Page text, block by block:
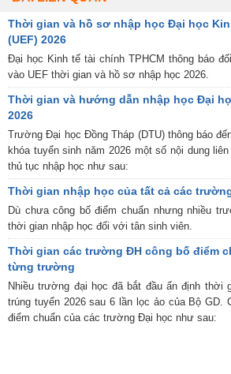
Thời gian và hồ sơ nhập học Đại học
(UEF) 2026
Đại học Kinh tế tài chính TPHCM thông báo
vào UEF thời gian và hồ sơ nhập học 2026.
Thời gian và hướng dẫn nhập học Đại
2026
Trường Đại học Đồng Tháp (DTU) thông báo
khóa tuyển sinh năm 2026 một số nội dung
thủ tục nhập học như sau:
Thời gian nhập học của tất cả các
Dù chưa công bố điểm chuẩn nhưng nhiều
thời gian nhập học đối với tân sinh viên.
Thời gian các trường ĐH công bố điểm
từng trường
Nhiều trường đại học đã bắt đầu ấn định thời
trúng tuyển 2026 sau 6 lần lọc ảo của Bộ GD.
điểm chuẩn của các trường Đại học như sau: